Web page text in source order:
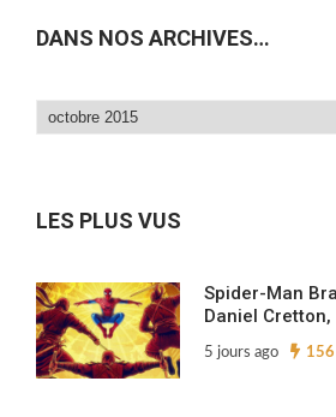
DANS NOS ARCHIVES…
Dans
LES PLUS VUS
Spider-Man
Daniel Cretton,
5 jours ago 156